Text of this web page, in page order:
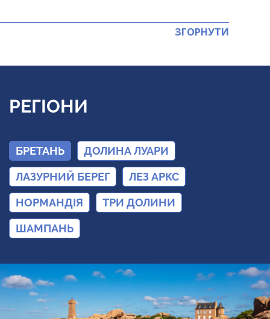
ЗГОРНУТИ
РЕГІОНИ
БРЕТАНЬ ДОЛИНА ЛУАРИ
ЛАЗУРНИЙ БЕРЕГ ЛЕЗ АРКС
НОРМАНДІЯ ТРИ ДОЛИНИ
ШАМПАНЬ